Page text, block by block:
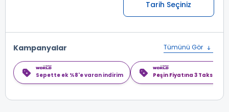
Tarih Seçiniz
Kampanyalar Tümünü Gör
Sepette ek %8'e varan indirim Peşin Fiyatına 3 Taksit